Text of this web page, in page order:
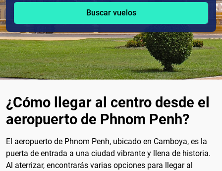
Buscar vuelos
¿Cómo llegar al centro desde el
aeropuerto de Phnom Penh?
El aeropuerto de Phnom Penh, ubicado en Camboya, es la
puerta de entrada a una ciudad vibrante y llena de historia.
Al aterrizar, encontrarás varias opciones para llegar al